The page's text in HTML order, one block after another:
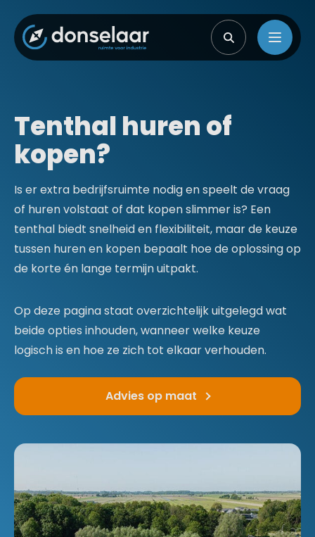
Tenthal huren of
kopen?
Is er extra bedrijfsruimte nodig en speelt de vraag
of huren volstaat of dat kopen slimmer is? Een
tenthal biedt snelheid en flexibiliteit, maar de keuze
tussen huren en kopen bepaalt hoe de oplossing op
de korte én lange termijn uitpakt.
Op deze pagina staat overzichtelijk uitgelegd wat
beide opties inhouden, wanneer welke keuze
logisch is en hoe ze zich tot elkaar verhouden.
Advies op maat